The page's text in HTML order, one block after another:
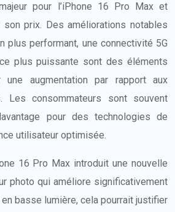
pour l’iPhone 16 Pro Max et
prix. Des améliorations notables
plus performant, une connectivité 5G
plus puissante sont des éléments
augmentation par rapport aux
Les consommateurs sont souvent
pour des technologies de
utilisateur optimisée.
16 Pro Max introduit une nouvelle
photo qui améliore significativement
basse lumière, cela pourrait justifier